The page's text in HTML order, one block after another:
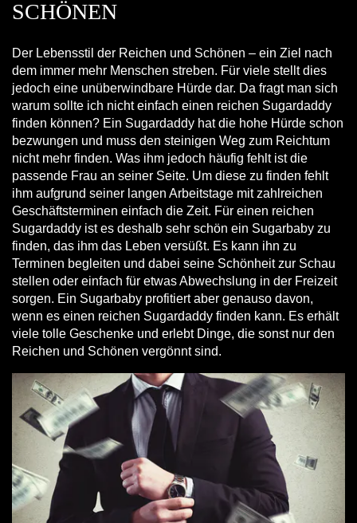
SCHÖNEN
Der Lebensstil der Reichen und Schönen – ein Ziel nach
dem immer mehr Menschen streben. Für viele stellt dies
jedoch eine unüberwindbare Hürde dar. Da fragt man sich
warum sollte ich nicht einfach einen reichen Sugardaddy
finden können? Ein Sugardaddy hat die hohe Hürde schon
bezwungen und muss den steinigen Weg zum Reichtum
nicht mehr finden. Was ihm jedoch häufig fehlt ist die
passende Frau an seiner Seite. Um diese zu finden fehlt
ihm aufgrund seiner langen Arbeitstage mit zahlreichen
Geschäftsterminen einfach die Zeit. Für einen reichen
Sugardaddy ist es deshalb sehr schön ein Sugarbaby zu
finden, das ihm das Leben versüßt. Es kann ihn zu
Terminen begleiten und dabei seine Schönheit zur Schau
stellen oder einfach für etwas Abwechslung in der Freizeit
sorgen. Ein Sugarbaby profitiert aber genauso davon,
wenn es einen reichen Sugardaddy finden kann. Es erhält
viele tolle Geschenke und erlebt Dinge, die sonst nur den
Reichen und Schönen vergönnt sind.